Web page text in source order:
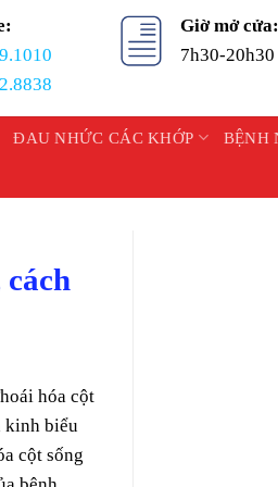
Giờ mở cửa:
7h30-20h30
ĐAU NHỨC CÁC KHỚP BỆNH
hóa cột
kinh biểu
cột sống